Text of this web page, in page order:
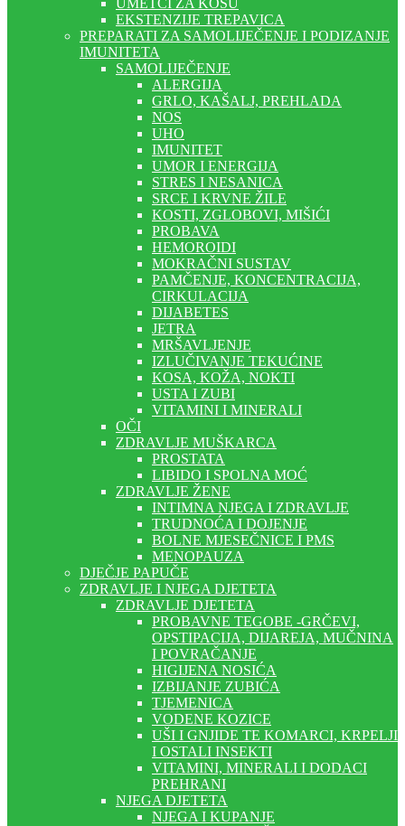
UMETCI ZA KOSU
EKSTENZIJE TREPAVICA
PREPARATI ZA SAMOLIJEČENJE I PODIZANJE
IMUNITETA
SAMOLIJEČENJE
ALERGIJA
GRLO, KAŠALJ, PREHLADA
NOS
UHO
IMUNITET
UMOR I ENERGIJA
STRES I NESANICA
SRCE I KRVNE ŽILE
KOSTI, ZGLOBOVI, MIŠIĆI
PROBAVA
HEMOROIDI
MOKRAČNI SUSTAV
PAMČENJE, KONCENTRACIJA,
CIRKULACIJA
DIJABETES
JETRA
MRŠAVLJENJE
IZLUČIVANJE TEKUĆINE
KOSA, KOŽA, NOKTI
USTA I ZUBI
VITAMINI I MINERALI
OČI
ZDRAVLJE MUŠKARCA
PROSTATA
LIBIDO I SPOLNA MOĆ
ZDRAVLJE ŽENE
INTIMNA NJEGA I ZDRAVLJE
TRUDNOĆA I DOJENJE
BOLNE MJESEČNICE I PMS
MENOPAUZA
DJEČJE PAPUČE
ZDRAVLJE I NJEGA DJETETA
ZDRAVLJE DJETETA
PROBAVNE TEGOBE -GRČEVI,
OPSTIPACIJA, DIJAREJA, MUČNINA
I POVRAČANJE
HIGIJENA NOSIĆA
IZBIJANJE ZUBIĆA
TJEMENICA
VODENE KOZICE
UŠI I GNJIDE TE KOMARCI, KRPELJI
I OSTALI INSEKTI
VITAMINI, MINERALI I DODACI
PREHRANI
NJEGA DJETETA
NJEGA I KUPANJE